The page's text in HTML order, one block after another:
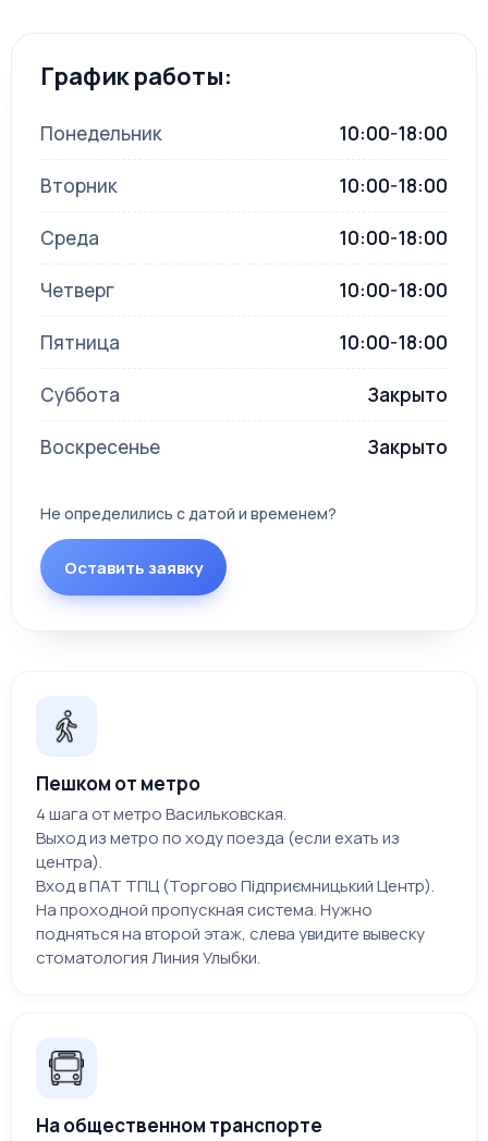
График работы:
Понедельник 10:00-18:00
Вторник 10:00-18:00
Среда 10:00-18:00
Четверг 10:00-18:00
Пятница 10:00-18:00
Суббота Закрыто
Воскресенье Закрыто
Не определились с датой и временем?
Оставить заявку
Пешком от метро
4 шага от метро Васильковская.
Выход из метро по ходу поезда (если ехать из
центра).
Вход в ПАТ ТПЦ (Торгово Підприємницький Центр).
На проходной пропускная система. Нужно
подняться на второй этаж, слева увидите вывеску
стоматология Линия Улыбки.
На общественном транспорте